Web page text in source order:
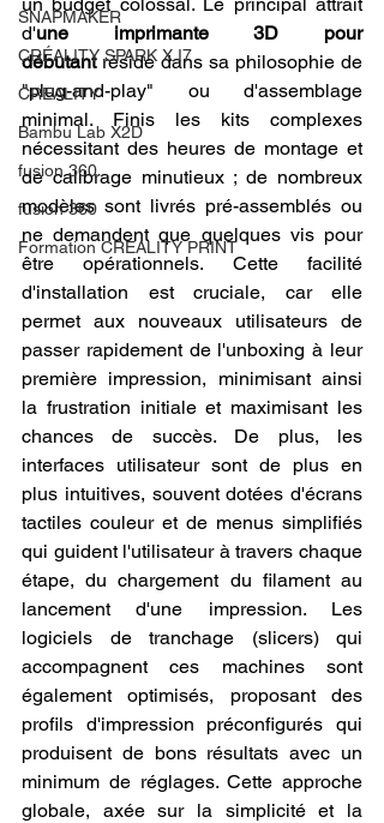
SNAPMAKER
CRÉALITY SPARK X I7
CREALITY
Bambu Lab X2D
fusion 360
fusion 360
Formation CREALITY PRINT
d'une imprimante 3D pour
débutant réside dans sa philosophie de
"plug-and-play" ou d'assemblage
minimal. Finis les kits complexes
nécessitant des heures de montage et
de calibrage minutieux ; de nombreux
modèles sont livrés pré-assemblés ou
ne demandent que quelques vis pour
être opérationnels. Cette facilité
d'installation est cruciale, car elle
permet aux nouveaux utilisateurs de
passer rapidement de l'unboxing à leur
première impression, minimisant ainsi
la frustration initiale et maximisant les
chances de succès. De plus, les
interfaces utilisateur sont de plus en
plus intuitives, souvent dotées d'écrans
tactiles couleur et de menus simplifiés
qui guident l'utilisateur à travers chaque
étape, du chargement du filament au
lancement d'une impression. Les
logiciels de tranchage (slicers) qui
accompagnent ces machines sont
également optimisés, proposant des
profils d'impression préconfigurés qui
produisent de bons résultats avec un
minimum de réglages. Cette approche
globale, axée sur la simplicité et la